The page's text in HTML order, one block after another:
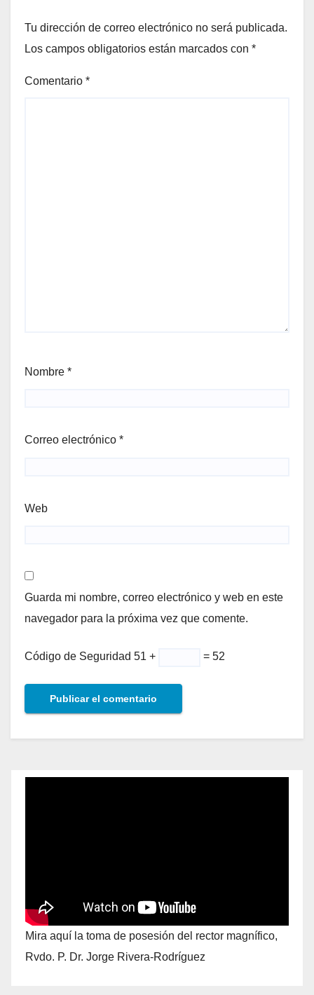
Tu dirección de correo electrónico no será publicada.
Los campos obligatorios están marcados con *
Comentario *
Nombre *
Correo electrónico *
Web
Guarda mi nombre, correo electrónico y web en este
navegador para la próxima vez que comente.
Código de Seguridad 51 + = 52
Mira aquí la toma de posesión del rector magnífico,
Rvdo. P. Dr. Jorge Rivera-Rodríguez